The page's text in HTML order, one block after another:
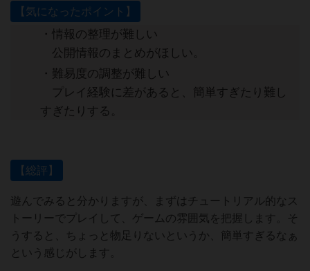
【気になったポイント】
・情報の整理が難しい
公開情報のまとめがほしい。
・難易度の調整が難しい
プレイ経験に差があると、簡単すぎたり難し
すぎたりする。
【総評】
遊んでみると分かりますが、まずはチュートリアル的なス
トーリーでプレイして、ゲームの雰囲気を把握します。そ
うすると、ちょっと物足りないというか、簡単すぎるなぁ
という感じがします。